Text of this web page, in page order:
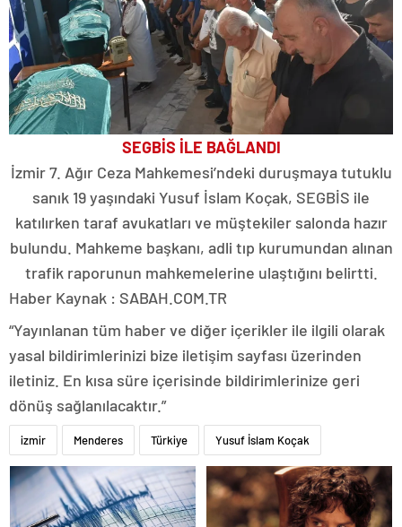
SEGBİS İLE BAĞLANDI
İzmir 7. Ağır Ceza Mahkemesi’ndeki duruşmaya tutuklu
sanık 19 yaşındaki Yusuf İslam Koçak, SEGBİS ile
katılırken taraf avukatları ve müştekiler salonda hazır
bulundu. Mahkeme başkanı, adli tıp kurumundan alınan
trafik raporunun mahkemelerine ulaştığını belirtti.
Haber Kaynak : SABAH.COM.TR
“Yayınlanan tüm haber ve diğer içerikler ile ilgili olarak
yasal bildirimlerinizi bize iletişim sayfası üzerinden
iletiniz. En kısa süre içerisinde bildirimlerinize geri
dönüş sağlanılacaktır.”
izmir Menderes Türkiye Yusuf İslam Koçak